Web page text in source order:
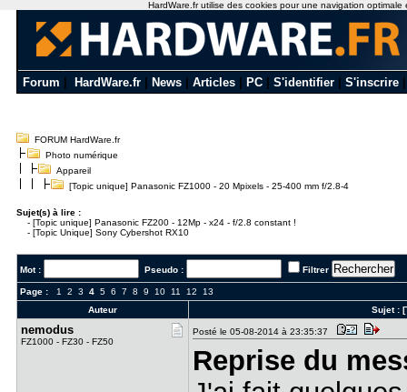
Forum HardWare.fr News Articles PC S'identifier S'inscrire
FORUM HardWare.fr
Photo numérique
Appareil
[Topic unique] Panasonic FZ1000 - 20 Mpixels - 25-400 mm f/2.8-4
Sujet(s) à lire :
- [Topic unique] Panasonic FZ200 - 12Mp - x24 - f/2.8 constant !
- [Topic Unique] Sony Cybershot RX10
Mot : Pseudo : Filtrer
Page : 1 2 3 4 5 6 7 8 9 10 11 12
13
Auteur
Sujet :
nemodus
FZ1000 - FZ30 - FZ50
Posté le 05-08-2014 à 23:35:37
Reprise du
HardWare.fr utilise des cookies pour une navigation